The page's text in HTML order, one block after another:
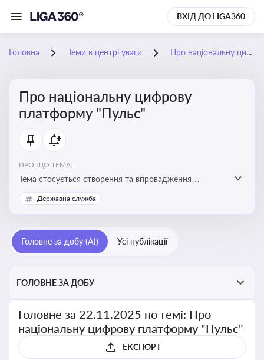
ВХІД ДО LIGA360
Головна Теми в центрі уваги Про національну цифрову платформу "Пульс"
Про національну цифрову
платформу "Пульс"
ПРО ЩО ТЕМА:
Тема стосується створення та впровадження
цифрової платформи «Пульс», яка має на меті
забезпечити ефективну, прозору і зручну взаємодію
Державна служба
Головне за добу (AI) Усі публікації
ГОЛОВНЕ ЗА ДОБУ
Головне за 22.11.2025 по темі: Про
національну цифрову платформу "Пульс"
ЕКСПОРТ